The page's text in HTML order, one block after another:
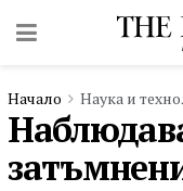
Начало Наука и